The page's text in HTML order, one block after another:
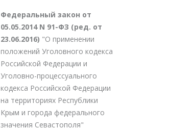
Федеральный закон от
05.05.2014 N 91-ФЗ (ред. от
23.06.2016) "О применении
положений Уголовного кодекса
Российской Федерации и
Уголовно-процессуального
кодекса Российской Федерации
на территориях Республики
Крым и города федерального
значения Севастополя"